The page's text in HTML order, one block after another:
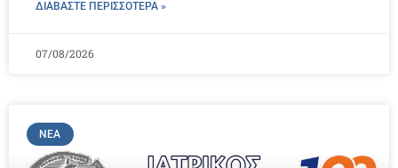
ΔΙΑΒΑΣΤΕ ΠΕΡΙΣΣΌΤΕΡΑ »
07/08/2026
ΝΈΑ